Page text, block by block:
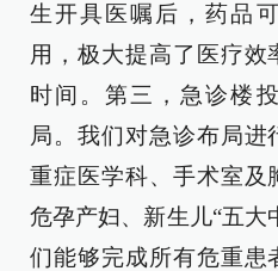
生开具医嘱后，药品
用，极大提高了医疗
时间。第三，急诊楼
局。我们对急诊布局进
重症医学科、手术室及
危孕产妇、新生儿“五大
们能够完成所有危重患